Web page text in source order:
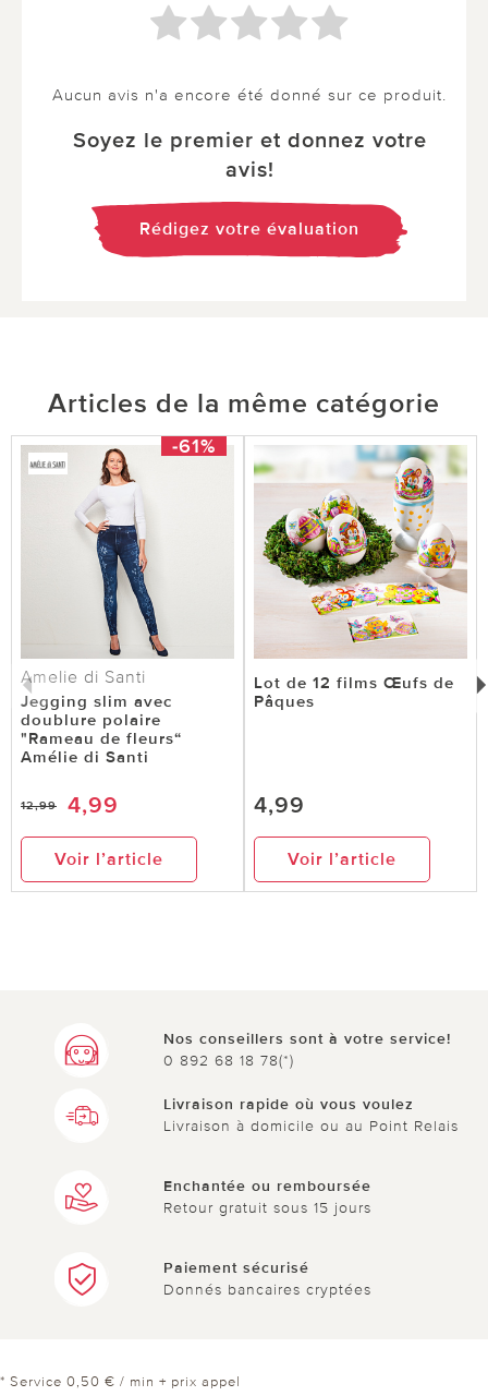
Aucun avis n'a encore été donné sur ce produit.
Soyez le premier et donnez votre
avis!
Rédigez votre évaluation
Articles de la même catégorie
-61%
Amelie di Santi
Jegging slim avec
doublure polaire
"Rameau de fleurs“
Amélie di Santi
12,99 4,99
Voir l’article
Lot de 12 films Œufs de
Pâques
4,99
Voir l’article
Nos conseillers sont à votre service!
0 892 68 18 78(*)
Livraison rapide où vous voulez
Livraison à domicile ou au Point Relais
Enchantée ou remboursée
Retour gratuit sous 15 jours
Paiement sécurisé
Donnés bancaires cryptées
* Service 0,50 € / min + prix appel